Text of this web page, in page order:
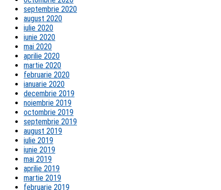
septembrie 2020
august 2020
iulie 2020
iunie 2020
mai 2020
aprilie 2020
martie 2020
februarie 2020
ianuarie 2020
decembrie 2019
noiembrie 2019
octombrie 2019
septembrie 2019
august 2019
iulie 2019
iunie 2019
mai 2019
aprilie 2019
martie 2019
februarie 2019